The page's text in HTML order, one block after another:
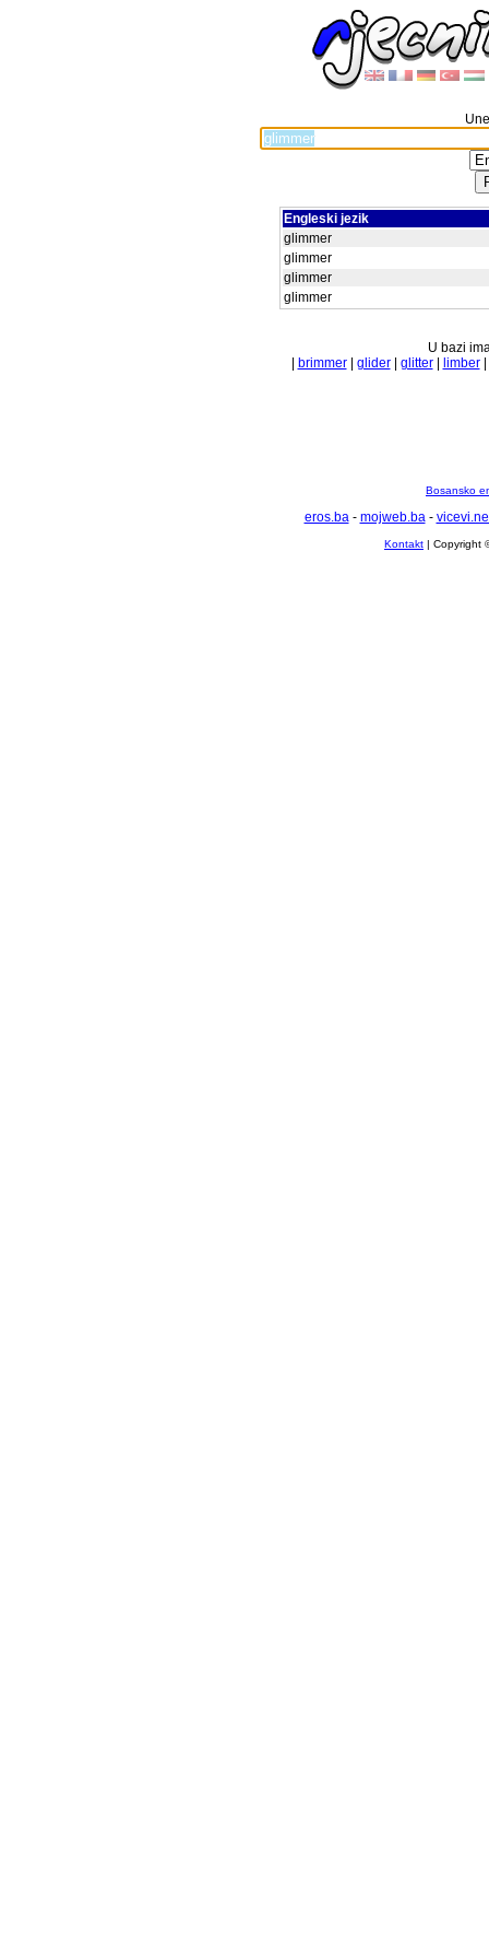
Engleski jezik
glimmer
glimmer
glimmer
glimmer
U bazi
brimmer| glider| glitter| limber|
Bosansko
eros.ba- mojweb.ba-
Kontakt | Copyright